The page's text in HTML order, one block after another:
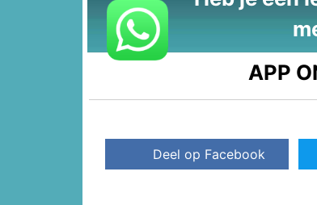
APP
Deel op Facebook